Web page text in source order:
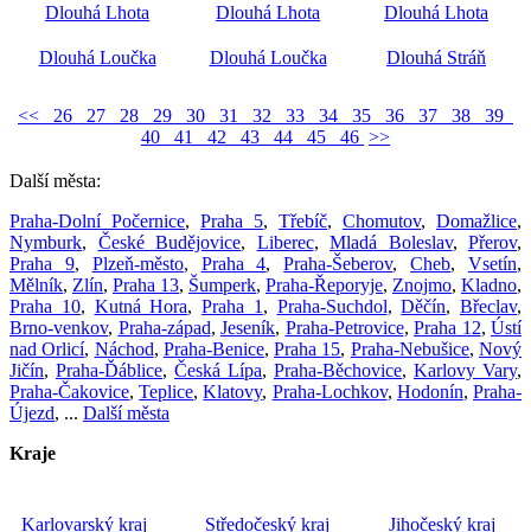
Dlouhá Lhota Dlouhá Lhota Dlouhá Lhota
Dlouhá Loučka Dlouhá Loučka Dlouhá Stráň
<< 26 27 28 29 30 31 32 33 34 35 36 37 38
39
40
41 42 43 44 45 46 >>
Další města:
Praha-Dolní Počernice, Praha 5, Třebíč, Chomutov, Domažlice,
Nymburk, České Budějovice, Liberec, Mladá Boleslav, Přerov,
Praha 9, Plzeň-město, Praha 4,Praha-Šeberov,Cheb,Vsetín,
Mělník, Zlín, Praha 13, Šumperk, Praha-Řeporyje, Znojmo, Kladno,
Praha 10, Kutná Hora, Praha 1 , Praha-Suchdol,Děčín, Břeclav,
Brno-venkov, Praha-západ, Jeseník, Praha-Petrovice, Praha 12, Ústí
nad Orlicí, Náchod, Praha-Benice,Praha 15, Praha-Nebušice,Nový
Jičín, Praha-Ďáblice, Česká Lípa, Praha-Běchovice, Karlovy Vary,
Praha-Čakovice,Teplice,Klatovy, Praha-Lochkov, Hodonín,Praha-
Újezd, ... Další města
Kraje
Karlovarský kraj Středočeský kraj Jihočeský kraj